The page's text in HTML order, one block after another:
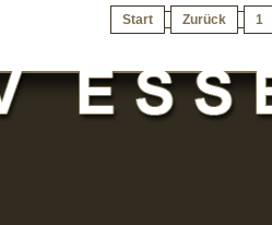
Start Zurück 1